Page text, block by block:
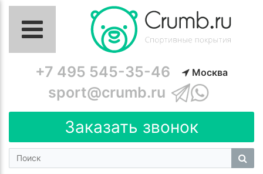
+7 495 545-35-46 Москва
sport@crumb.ru
Заказать звонок